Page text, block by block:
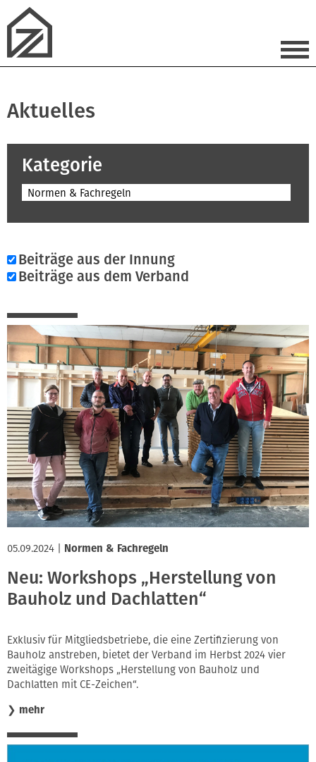
Aktuelles
Kategorie
Normen & Fachregeln
Beiträge aus der Innung
Beiträge aus dem Verband
05.09.2024 Normen & Fachregeln
Neu: Workshops „Herstellung von
Bauholz und Dachlatten“
Exklusiv für Mitgliedsbetriebe, die eine Zertifizierung von
Bauholz anstreben, bietet der Verband im Herbst 2024 vier
zweitägige Workshops „Herstellung von Bauholz und
Dachlatten mit CE-Zeichen“.
❯ mehr